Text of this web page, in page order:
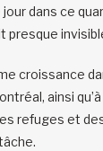
dans ce
presque
croissance
ainsi
refuges et